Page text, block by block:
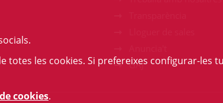
GAJ
totes les cookies. Si prefereixes configurar-les
cookies.